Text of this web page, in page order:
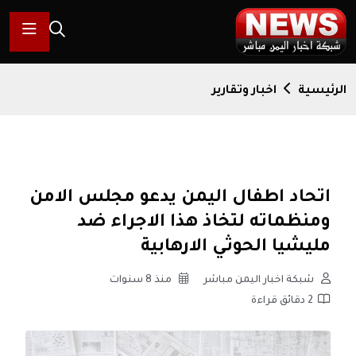
الرئيسية اخبار وتقارير
اتحاد اطفال اليمن يدعو مجلس الامن
ومنظماته لتخاذ هذا الاجراء ضد
مليشيا الحوثي الارهابية
شبكة اخبار اليمن مباشر
منذ 8 سنوات
2 دقائق قراءة